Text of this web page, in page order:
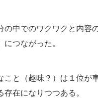
の中でのワクワクと内容
につながった。
こと（趣味？）は１位が
存在になりつつある。